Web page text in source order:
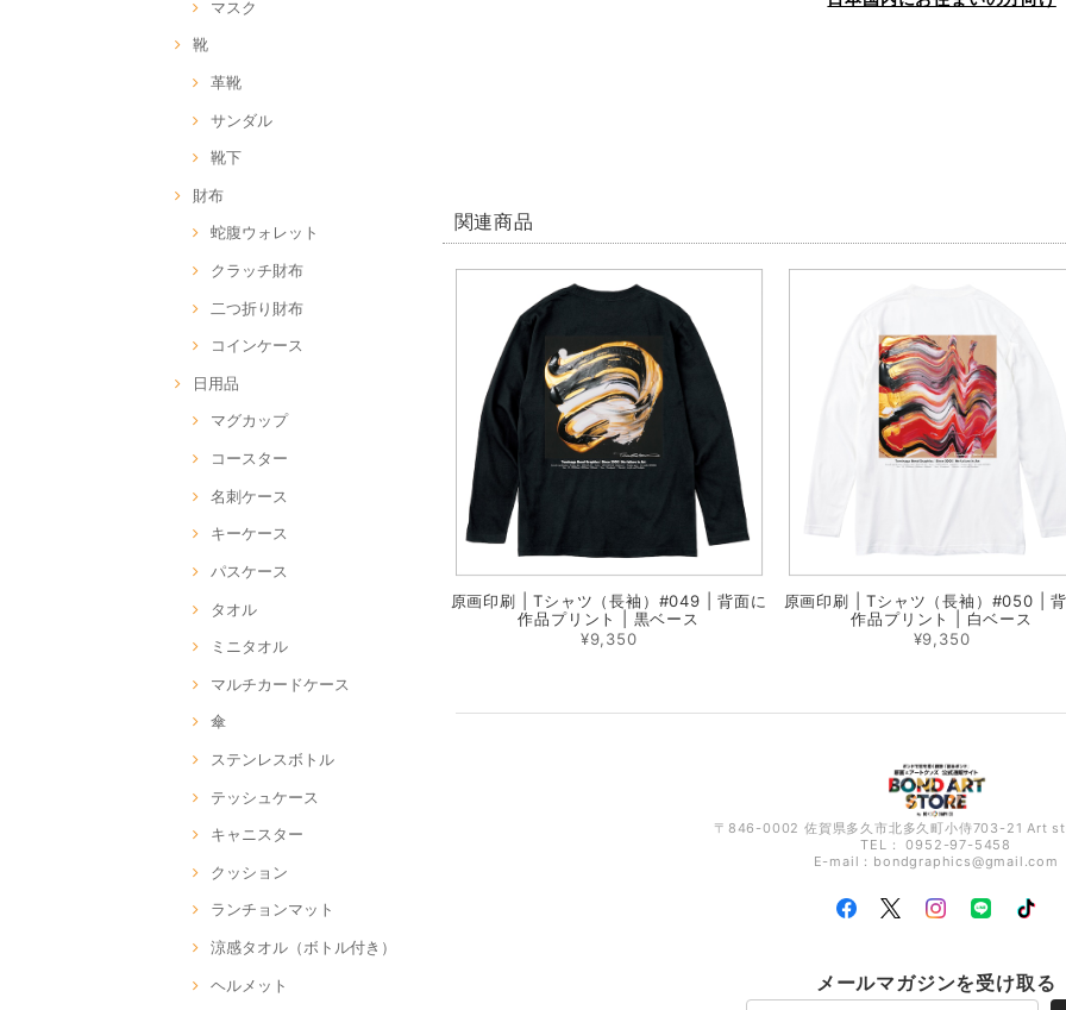
マスク
靴
革靴
サンダル
靴下
財布
蛇腹ウォレット
クラッチ財布
二つ折り財布
コインケース
日用品
マグカップ
コースター
名刺ケース
キーケース
パスケース
タオル
ミニタオル
マルチカードケース
傘
ステンレスボトル
テッシュケース
キャニスター
クッション
ランチョンマット
涼感タオル（ボトル付き）
ヘルメット
関連商品
原画印刷 | Tシャツ（長袖）#049 | 背面に
作品プリント | 黒ベース
¥9,350
原画印刷 | Tシャツ（長袖）#050 |
作品プリント | 白ベース
¥9,350
〒846-0002 佐賀県多久市北多久町小侍703-21 Art
TEL： 0952-97-5458
E-mail： bondgraphics@gmail.com
メールマガジンを受け取る